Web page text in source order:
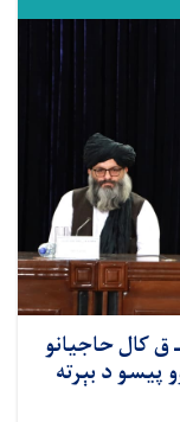
حج او اوقافو وزارت د ۱۴۴۷هـ ق کال حاجیانو
د بېرته